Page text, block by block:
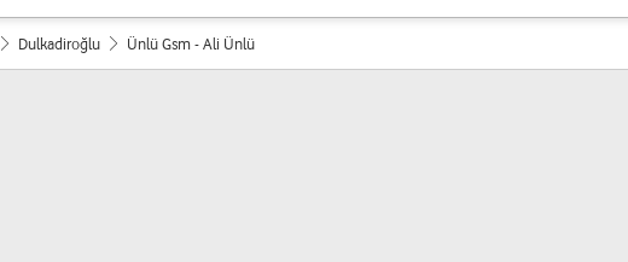
Dulkadiroğlu Ünlü Gsm - Ali Ünlü